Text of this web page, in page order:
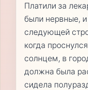
Платили за
были нервные,
следующей
когда
солнцем, в
должна была
сидела